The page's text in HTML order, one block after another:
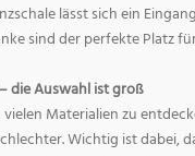
lässt sich ein
sind der perfekte Platz
die Auswahl ist groß
Materialien zu
Wichtig ist dabei,